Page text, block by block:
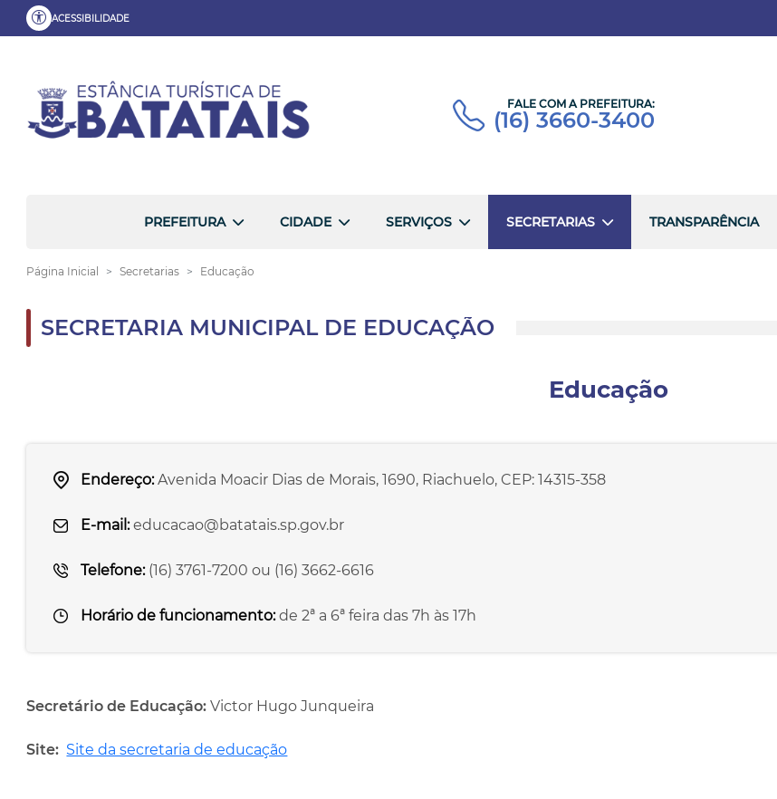
ACESSIBILIDADE
FALE COM A PREFEITURA:
(16) 3660-3400
PREFEITURA CIDADE SERVIÇOS SECRETARIAS TRANSPARÊNCIA
Página Inicial Secretarias Educação
SECRETARIA MUNICIPAL DE EDUCAÇÃO
Educação
Endereço:Avenida Moacir Dias de Morais, 1690, Riachuelo, CEP: 14315-358
E-mail:educacao@batatais.sp.gov.br
Telefone: (16) 3761-7200 ou (16) 3662-6616
Horário de funcionamento:de 2ª a 6ª feira das 7h às 17h
Secretário de Educação:Victor Hugo Junqueira
Site: Site da secretaria de educação